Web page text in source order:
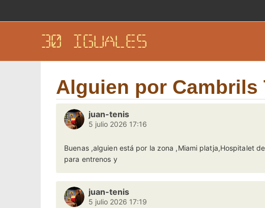
30 IGUALES
Alguien por Cambrils
juan-tenis
5 julio 2026 17:16
Buenas ,alguien está por la zona ,Miami platja,Hospitalet
para entrenos y
juan-tenis
5 julio 2026 17:19